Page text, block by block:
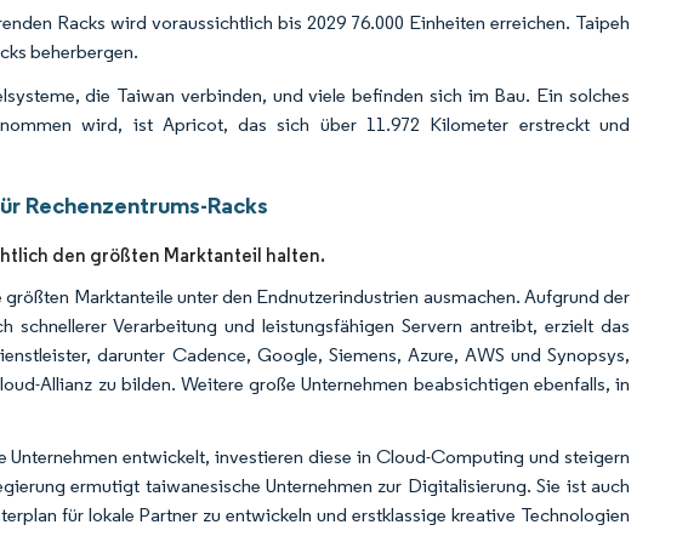
Racks wird voraussichtlich bis 2029 76.000 Einheiten erreichen. Taipeh
beherbergen.
die Taiwan verbinden, und viele befinden sich im Bau. Ein solches
wird, ist Apricot, das sich über 11.972 Kilometer erstreckt und
Rechenzentrums-Racks
den größten Marktanteil halten.
Marktanteile unter den Endnutzerindustrien ausmachen. Aufgrund der
schnellerer Verarbeitung und leistungsfähigen Servern antreibt, erzielt das
darunter Cadence, Google, Siemens, Azure, AWS und Synopsys,
Allianz zu bilden. Weitere große Unternehmen beabsichtigen ebenfalls, in
entwickelt, investieren diese in Cloud-Computing und steigern
ermutigt taiwanesische Unternehmen zur Digitalisierung. Sie ist auch
für lokale Partner zu entwickeln und erstklassige kreative Technologien